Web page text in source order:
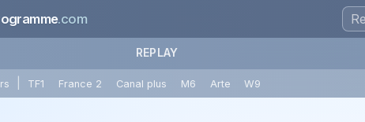
.com
REPLAY
TF1 France 2 Canal plus M6 Arte W9